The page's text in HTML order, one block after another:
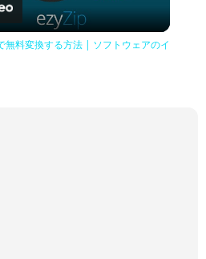
Video
無料変換する方法 | ソフトウェアのイ